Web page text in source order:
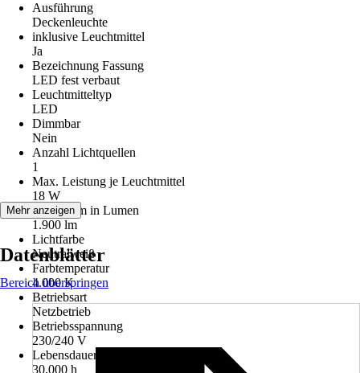
Ausführung
Deckenleuchte
inklusive Leuchtmittel
Ja
Bezeichnung Fassung
LED fest verbaut
Leuchtmitteltyp
LED
Dimmbar
Nein
Anzahl Lichtquellen
1
Max. Leistung je Leuchtmittel
18 W
Lichtstrom in Lumen
1.900 lm
Lichtfarbe
Neutralweiß
Farbtemperatur
4.000 K
Betriebsart
Netzbetrieb
Betriebsspannung
230/240 V
Lebensdauer Leuchtmittel
30.000 h
Mehr anzeigen
Datenblätter
Bereich überspringen